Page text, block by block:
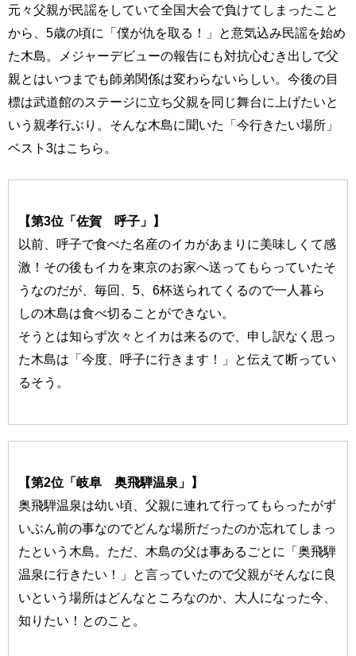
元々父親が民謡をしていて全国大会で負けてしまったこと
から、5歳の頃に「僕が仇を取る！」と意気込み民謡を始め
た木島。メジャーデビューの報告にも対抗心むき出しで父
親とはいつまでも師弟関係は変わらないらしい。今後の目
標は武道館のステージに立ち父親を同じ舞台に上げたいと
いう親孝行ぶり。そんな木島に聞いた「今行きたい場所」
ベスト3はこちら。
【第3位「佐賀 呼子」】
以前、呼子で食べた名産のイカがあまりに美味しくて感
激！その後もイカを東京のお家へ送ってもらっていたそ
うなのだが、毎回、5、6杯送られてくるので一人暮ら
しの木島は食べ切ることができない。
そうとは知らず次々とイカは来るので、申し訳なく思っ
た木島は「今度、呼子に行きます！」と伝えて断ってい
るそう。
【第2位「岐阜 奥飛騨温泉」】
奥飛騨温泉は幼い頃、父親に連れて行ってもらったがず
いぶん前の事なのでどんな場所だったのか忘れてしまっ
たという木島。ただ、木島の父は事あるごとに「奥飛騨
温泉に行きたい！」と言っていたので父親がそんなに良
いという場所はどんなところなのか、大人になった今、
知りたい！とのこと。